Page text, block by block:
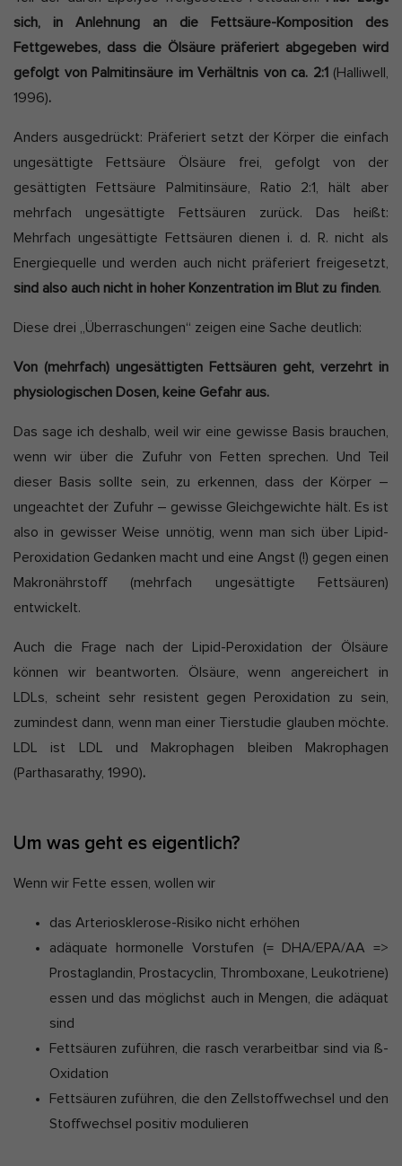
sich, in Anlehnung an die Fettsäure-Komposition des
Fettgewebes, dass die Ölsäure präferiert abgegeben wird
gefolgt von Palmitinsäure im Verhältnis von ca. 2:1 (Halliwell,
1996).
Anders ausgedrückt: Präferiert setzt der Körper die einfach
ungesättigte Fettsäure Ölsäure frei, gefolgt von der
gesättigten Fettsäure Palmitinsäure, Ratio 2:1, hält aber
mehrfach ungesättigte Fettsäuren zurück. Das heißt:
Mehrfach ungesättigte Fettsäuren dienen i. d. R. nicht als
Energiequelle und werden auch nicht präferiert freigesetzt,
sind also auch nicht in hoher Konzentration im Blut zu finden.
Diese drei „Überraschungen“ zeigen eine Sache deutlich:
Von (mehrfach) ungesättigten Fettsäuren geht, verzehrt in
physiologischen Dosen, keine Gefahr aus.
Das sage ich deshalb, weil wir eine gewisse Basis brauchen,
wenn wir über die Zufuhr von Fetten sprechen. Und Teil
dieser Basis sollte sein, zu erkennen, dass der Körper –
ungeachtet der Zufuhr – gewisse Gleichgewichte hält. Es ist
also in gewisser Weise unnötig, wenn man sich über Lipid-
Peroxidation Gedanken macht und eine Angst (!) gegen einen
Makronährstoff (mehrfach ungesättigte Fettsäuren)
entwickelt.
Auch die Frage nach der Lipid-Peroxidation der Ölsäure
können wir beantworten. Ölsäure, wenn angereichert in
LDLs, scheint sehr resistent gegen Peroxidation zu sein,
zumindest dann, wenn man einer Tierstudie glauben möchte.
LDL ist LDL und Makrophagen bleiben Makrophagen
(Parthasarathy, 1990).
Um was geht es eigentlich?
Wenn wir Fette essen, wollen wir
das Arteriosklerose-Risiko nicht erhöhen
adäquate hormonelle Vorstufen (= DHA/EPA/AA =>
Prostaglandin, Prostacyclin, Thromboxane, Leukotriene)
essen und das möglichst auch in Mengen, die adäquat
sind
Fettsäuren zuführen, die rasch verarbeitbar sind via ß-
Oxidation
Fettsäuren zuführen, die den Zellstoffwechsel und den
Stoffwechsel positiv modulieren